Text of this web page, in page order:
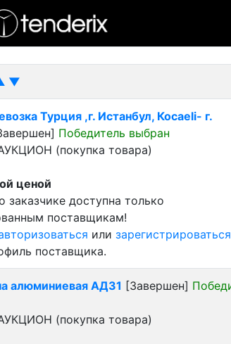
- Завершенный лот
▼
Турция ,г. Истанбул, Косаeli- г.
Победитель выбран
(покупка товара)
ценой
доступна только
поставщикам!
или зарегистрироваться
поставщика.
алюминиевая АД31 [Завершен]
(покупка товара)